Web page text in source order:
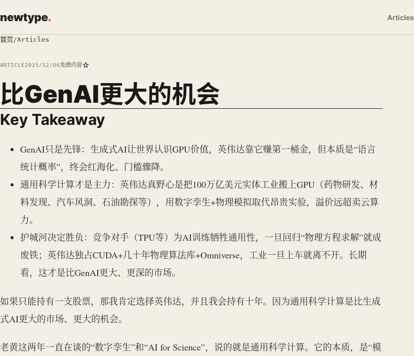
newtype. Articles
首页/Articles
ARTICLE2025/12/06免费内容☆
比GenAI更大的机会
Key Takeaway
GenAI只是先锋：生成式AI让世界认识GPU价值，英伟达靠它赚第一桶金，但本质是“语言
统计概率”，终会红海化、门槛骤降。
通用科学计算才是主力：英伟达真野心是把100万亿美元实体工业搬上GPU（药物研发、材
料发现、汽车风洞、石油勘探等），用数字孪生+物理模拟取代昂贵实验，溢价远超卖云算
力。
护城河决定胜负：竞争对手（TPU等）为AI训练牺牲通用性，一旦回归“物理方程求解”就成
废铁；英伟达独占CUDA+几十年物理算法库+Omniverse，工业一旦上车就离不开。长期
看，这才是比GenAI更大、更深的市场。
如果只能持有一支股票，那我肯定选择英伟达，并且我会持有十年。因为通用科学计算是比生成
式AI更大的市场、更大的机会。
老黄这两年一直在谈的“数字孪生”和“AI for Science”，说的就是通用科学计算。它的本质，是“模